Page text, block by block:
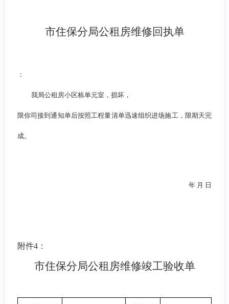
市住保分局公租房维修回执单
：
我局公租房小区栋单元室，损坏，
限你司接到通知单后按照工程量清单迅速组织进场施工，限期天完
成。
年 月 日
附件4：
市住保分局公租房维修竣工验收单